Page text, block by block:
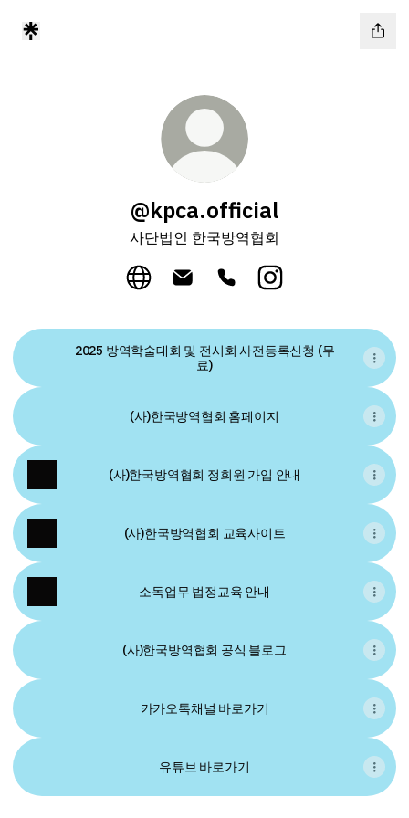
@kpca.official
사단법인 한국방역협회
2025 방역학술대회 및 전시회 사전등록신청 (무
료)
(사)한국방역협회 홈페이지
(사)한국방역협회 정회원 가입 안내
(사)한국방역협회 교육사이트
소독업무 법정교육 안내
(사)한국방역협회 공식 블로그
카카오톡채널 바로가기
유튜브 바로가기